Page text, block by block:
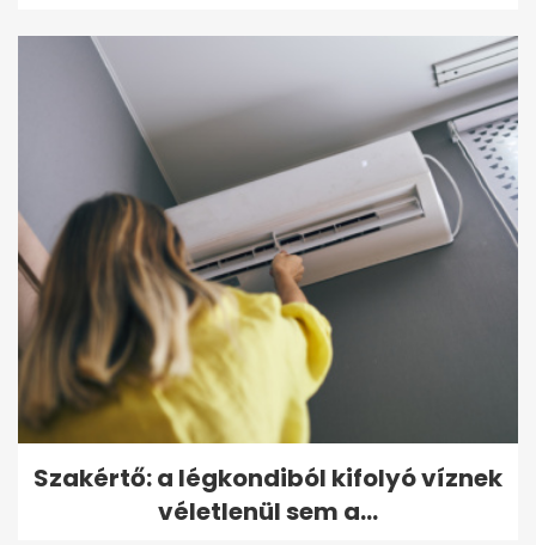
Szakértő: a légkondiból kifolyó víznek
véletlenül sem a...